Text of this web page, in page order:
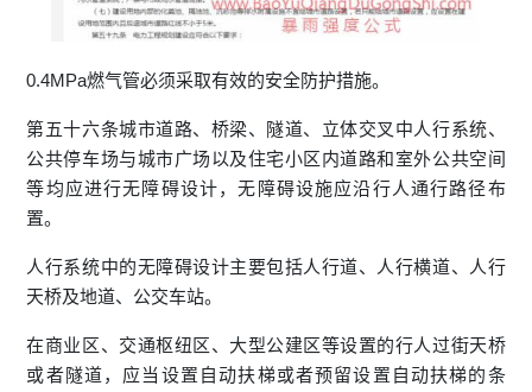
0.4MPa燃气管必须采取有效的安全防护措施。
第五十六条城市道路、桥梁、隧道、立体交叉中人行系统、
公共停车场与城市广场以及住宅小区内道路和室外公共空间
等均应进行无障碍设计，无障碍设施应沿行人通行路径布
置。
人行系统中的无障碍设计主要包括人行道、人行横道、人行
天桥及地道、公交车站。
在商业区、交通枢纽区、大型公建区等设置的行人过街天桥
或者隧道，应当设置自动扶梯或者预留设置自动扶梯的条